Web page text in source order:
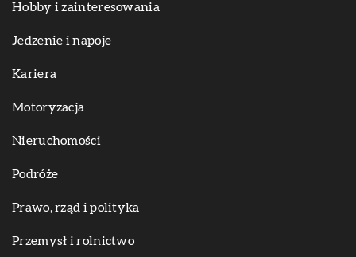
Hobby i zainteresowania
Jedzenie i napoje
Kariera
Motoryzacja
Nieruchomości
Podróże
Prawo, rząd i polityka
Przemysł i rolnictwo